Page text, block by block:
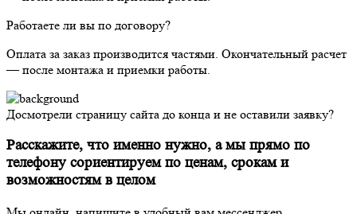
Работаете ли вы по договору?
Оплата за заказ производится частями. Окончательный расчет
— после монтажа и приемки работы.
Досмотрели страницу сайта до конца и не оставили заявку?
Расскажите, что именно нужно, а мы прямо по
телефону сориентируем по ценам, срокам и
возможностям в целом